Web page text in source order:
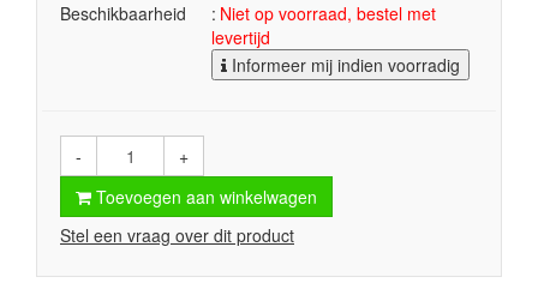
Beschikbaarheid
Niet op voorraad, bestel met
levertijd
Informeer mij indien voorradig
-
+
Toevoegen aan winkelwagen
Stel een vraag over dit product